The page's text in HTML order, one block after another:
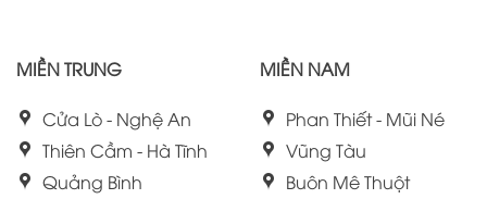
MIỀN TRUNG
Cửa Lò - Nghệ An
Thiên Cầm - Hà Tĩnh
Quảng Bình
MIỀN NAM
Phan Thiết - Mũi Né
Vũng Tàu
Buôn Mê Thuột